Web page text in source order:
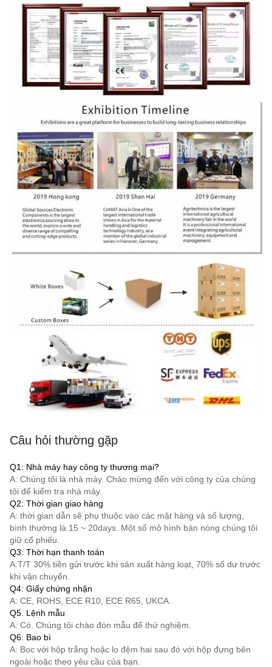
Câu hỏi thường gặp
Q1: Nhà máy hay công ty thương mại?
A: Chúng tôi là nhà máy. Chào mừng đến với công ty của chúng
tôi để kiểm tra nhà máy.
Q2: Thời gian giao hàng
A: thời gian dẫn sẽ phụ thuộc vào các mặt hàng và số lượng,
bình thường là 15 ~ 20days. Một số mô hình bán nóng chúng tôi
giữ cổ phiếu.
Q3: Thời hạn thanh toán
A:T/T 30% tiền gửi trước khi sản xuất hàng loạt, 70% số dư trước
khi vận chuyển.
Q4: Giấy chứng nhận
A: CE, ROHS, ECE R10, ECE R65, UKCA.
Q5. Lệnh mẫu
A: Có. Chúng tôi chào đón mẫu để thử nghiệm.
Q6: Bao bì
A: Bọc với hộp trắng hoặc lọ đệm hai sau đó với hộp đựng bên
ngoài hoặc theo yêu cầu của bạn.